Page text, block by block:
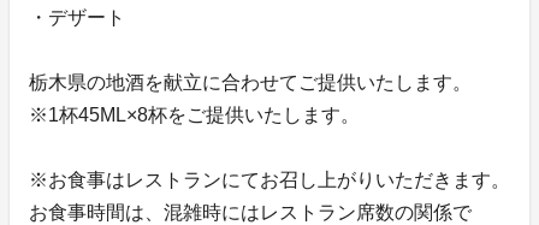
・デザート
栃木県の地酒を献立に合わせてご提供いたします。
※1杯45ML×8杯をご提供いたします。
※お食事はレストランにてお召し上がりいただきます。
お食事時間は、混雑時にはレストラン席数の関係で